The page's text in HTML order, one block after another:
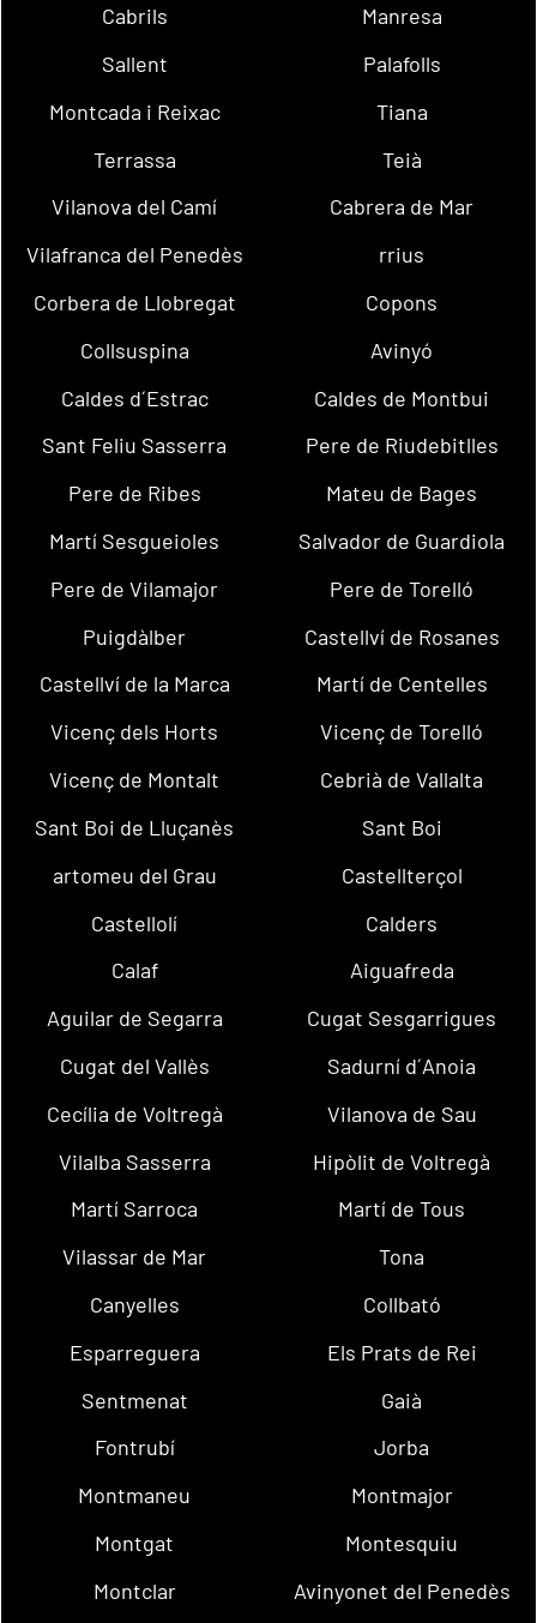
Cabrils
Manresa
Sallent
Palafolls
Montcada i Reixac
Tiana
Terrassa
Teià
Vilanova del Camí
Cabrera de Mar
Vilafranca del Penedès
rrius
Corbera de Llobregat
Copons
Collsuspina
Avinyó
Caldes d´Estrac
Caldes de Montbui
Sant Feliu Sasserra
Pere de Riudebitlles
Pere de Ribes
Mateu de Bages
Martí Sesgueioles
Salvador de Guardiola
Pere de Vilamajor
Pere de Torelló
Puigdàlber
Castellví de Rosanes
Castellví de la Marca
Martí de Centelles
Vicenç dels Horts
Vicenç de Torelló
Vicenç de Montalt
Cebrià de Vallalta
Sant Boi de Lluçanès
Sant Boi
artomeu del Grau
Castellterçol
Castellolí
Calders
Calaf
Aiguafreda
Aguilar de Segarra
Cugat Sesgarrigues
Cugat del Vallès
Sadurní d´Anoia
Cecília de Voltregà
Vilanova de Sau
Vilalba Sasserra
Hipòlit de Voltregà
Martí Sarroca
Martí de Tous
Vilassar de Mar
Tona
Canyelles
Collbató
Esparreguera
Els Prats de Rei
Sentmenat
Gaià
Fontrubí
Jorba
Montmaneu
Montmajor
Montgat
Montesquiu
Montclar
Avinyonet del Penedès